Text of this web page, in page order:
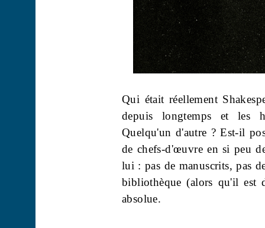
Qui était réellement
depuis longtemps et les
Quelqu'un d'autre ? Est-il
de chefs-d'œuvre en si peu
lui : pas de manuscrits, pas
bibliothèque (alors qu'il est
absolue.